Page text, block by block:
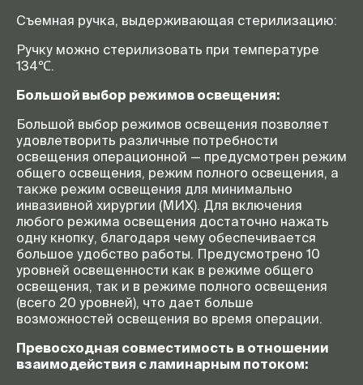
Съемная ручка, выдерживающая стерилизацию:
Ручку можно стерилизовать при температуре
134℃.
Большой выбор режимов освещения:
Большой выбор режимов освещения позволяет
удовлетворить различные потребности
освещения операционной — предусмотрен режим
общего освещения, режим полного освещения, а
также режим освещения для минимально
инвазивной хирургии (МИХ). Для включения
любого режима освещения достаточно нажать
одну кнопку, благодаря чему обеспечивается
большое удобство работы. Предусмотрено 10
уровней освещенности как в режиме общего
освещения, так и в режиме полного освещения
(всего 20 уровней), что дает больше
возможностей освещения во время операции.
Превосходная совместимость в отношении
взаимодействия с ламинарным потоком: